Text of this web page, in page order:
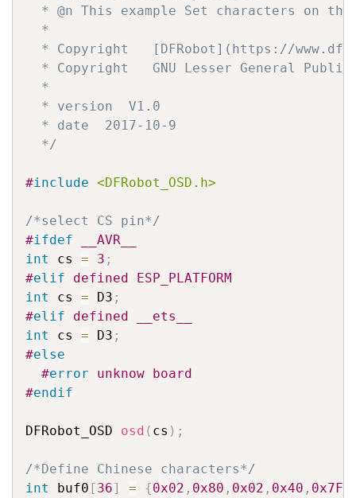
* @n This example Set characters on the
  *
* Copyright   [DFRobot](https://
* Copyright   GNU Lesser General Public
  *
  * version  V1.0
  * date  2017-10-9
  */
#include <DFRobot_OSD.h>
/*select CS pin*/
#ifdef __AVR__
int
cs = 3 ;
#elif defined ESP_PLATFORM
int
cs = D3 ;
#elif defined __ets__
int
cs = D3 ;
#else
#error unknow board
#endif
DFRobot_OSD osd ( cs ) ;
/*Define Chinese characters*/
int
buf0 [ 36] = {0x02 , 0x80 , 0x02 , 0x40 , 0x7F